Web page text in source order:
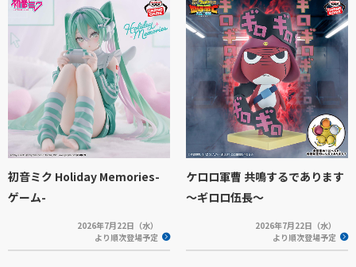
初音ミク Holiday Memories-
ゲーム-
2026年7月22日（水）
より順次登場予定
ケロロ軍曹 共鳴するであります
～ギロロ伍長～
2026年7月22日（水）
より順次登場予定